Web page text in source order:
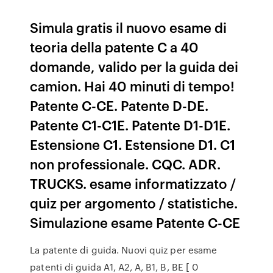
Simula gratis il nuovo esame di
teoria della patente C a 40
domande, valido per la guida dei
camion. Hai 40 minuti di tempo!
Patente C-CE. Patente D-DE.
Patente C1-C1E. Patente D1-D1E.
Estensione C1. Estensione D1. C1
non professionale. CQC. ADR.
TRUCKS. esame informatizzato /
quiz per argomento / statistiche.
Simulazione esame Patente C-CE
La patente di guida. Nuovi quiz per esame
patenti di guida A1, A2, A, B1, B, BE [ 0